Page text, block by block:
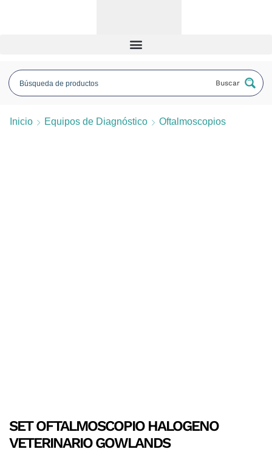
Buscar
Inicio Equipos de Diagnóstico Oftalmoscopios
SET OFTALMOSCOPIO HALOGENO
VETERINARIO GOWLANDS